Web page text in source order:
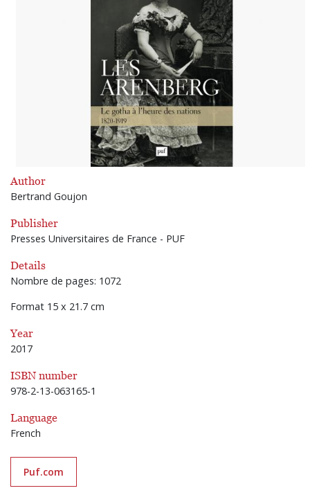
Author
Bertrand Goujon
Publisher
Presses Universitaires de France - PUF
Details
Nombre de pages: 1072
Format 15 x 21.7 cm
Year
2017
ISBN number
978-2-13-063165-1
Language
French
Puf.com